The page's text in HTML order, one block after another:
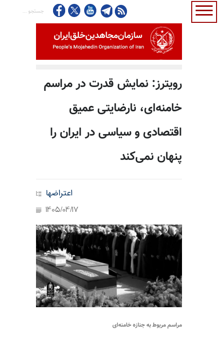
رویترز: نمایش قدرت در مراسم
خامنه‌ای، نارضایتی عمیق
اقتصادی و سیاسی در ایران را
پنهان نمی‌کند
اعتراضها
1405/04/17
مراسم مربوط به جنازه خامنه‌ای